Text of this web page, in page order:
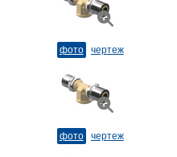
фото чертеж
фото чертеж